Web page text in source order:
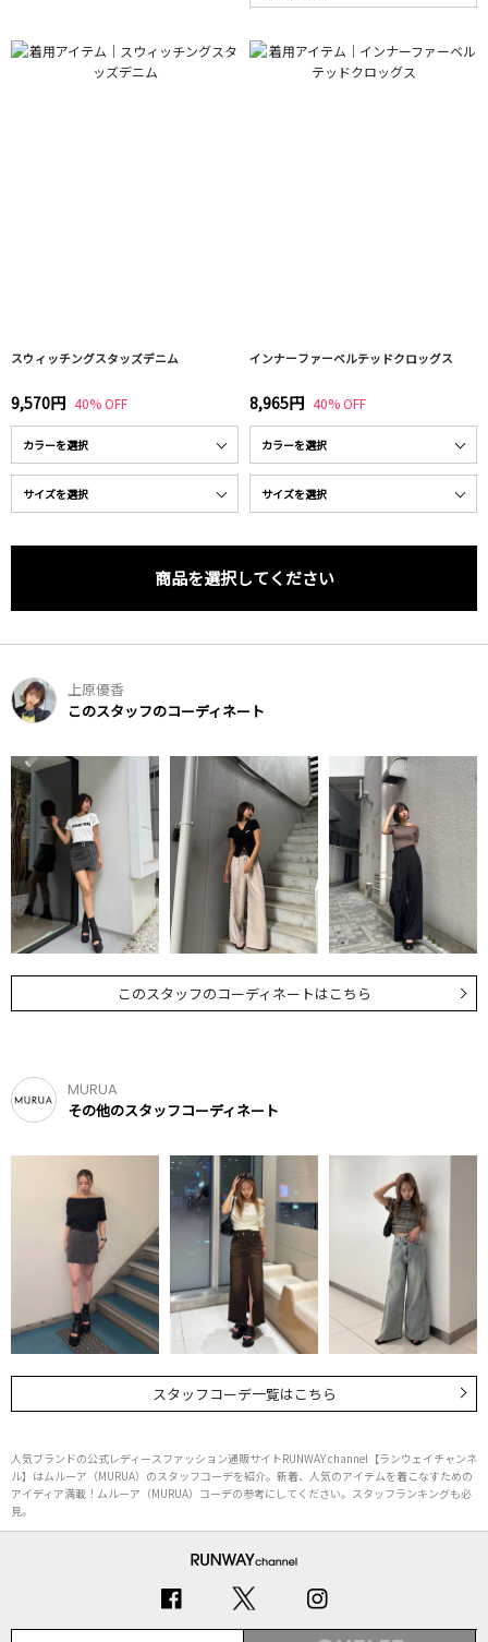
スウィッチングスタッズデニム
9,570円 40% OFF
インナーファーベルテッドクロッグス
8,965円 40% OFF
商品を選択してください
上原優香
このスタッフのコーディネート
このスタッフのコーディネートはこちら
MURUA
その他のスタッフコーディネート
スタッフコーデ一覧はこちら
人気ブランドの公式レディースファッション通販サイトRUNWAY channel【ランウェイチャンネ
ル】はムルーア（MURUA）のスタッフコーデを紹介。新着、人気のアイテムを着こなすための
アイディア満載！ムルーア（MURUA）コーデの参考にしてください。スタッフランキングも必
見。